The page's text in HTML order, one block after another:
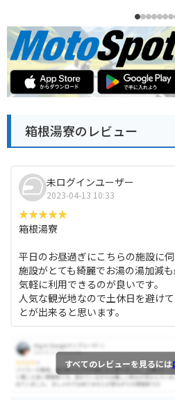
箱根湯寮のレビュー
未ログインユーザー
2023-04-13 10:33
箱根湯寮
平日のお昼過ぎにこちらの施設に伺
施設がとても綺麗でお湯の湯加減
気軽に利用できるのが良いです。
人気な観光地なので土休日を避け
とが出来ると思います。
すべてのレビューを見るには